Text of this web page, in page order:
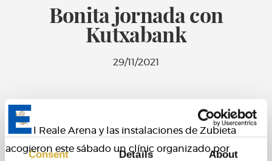
Consent Details About
Bonita jornada con
Kutxabank
29/11/2021
E
l Reale Arena y las instalaciones de Zubieta
acogieron este sábado un clínic organizado por